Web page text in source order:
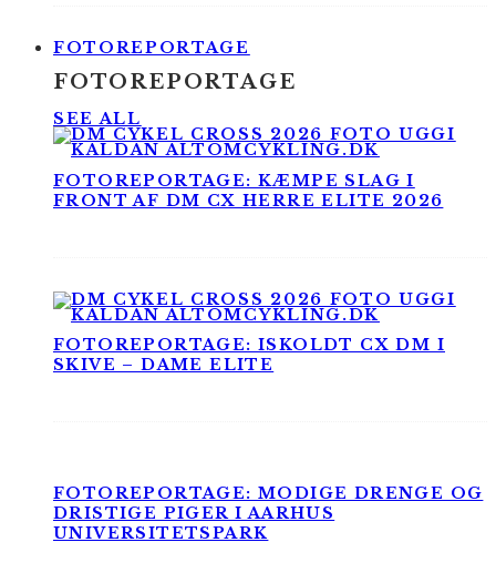
FOTOREPORTAGE
FOTOREPORTAGE
SEE ALL
FOTOREPORTAGE: KÆMPE SLAG I
FRONT AF DM CX HERRE ELITE 2026
FOTOREPORTAGE: ISKOLDT CX DM I
SKIVE – DAME ELITE
FOTOREPORTAGE: MODIGE DRENGE OG
DRISTIGE PIGER I AARHUS
UNIVERSITETSPARK